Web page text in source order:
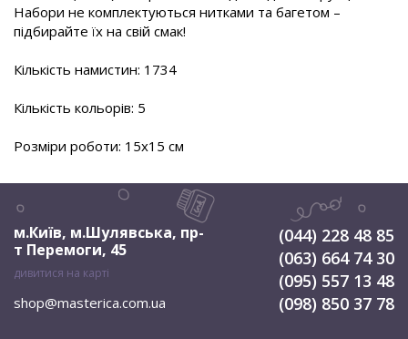
Набори не комплектуються нитками та багетом –
підбирайте їх на свій смак!
Кількість намистин: 1734
Кількість кольорів: 5
Розміри роботи: 15х15 см
м.Київ, м.Шулявська, пр-
т Перемоги, 45
дивитися на карті
shop@masterica.com.ua
(044) 228 48 85
(063) 664 74 30
(095) 557 13 48
(098) 850 37 78